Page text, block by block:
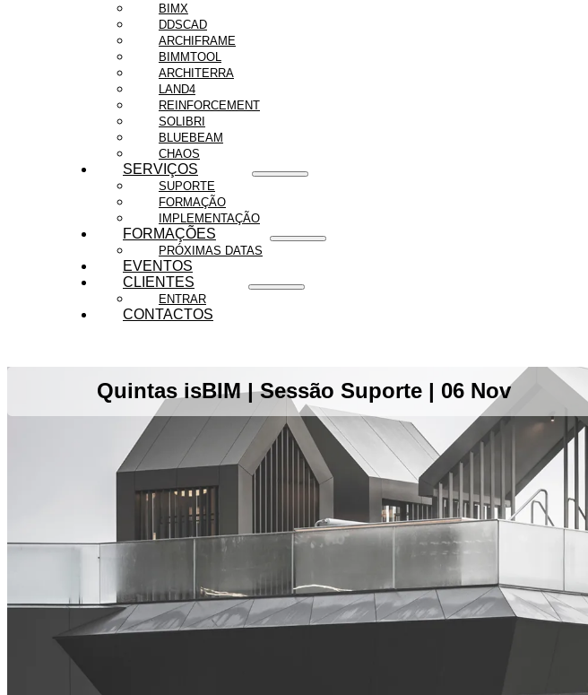
BIMX
DDSCAD
ARCHIFRAME
BIMMTOOL
ARCHITERRA
LAND4
REINFORCEMENT
SOLIBRI
BLUEBEAM
CHAOS
SERVIÇOS
SUPORTE
FORMAÇÃO
IMPLEMENTAÇÃO
FORMAÇÕES
PRÓXIMAS DATAS
EVENTOS
CLIENTES
ENTRAR
CONTACTOS
Quintas isBIM | Sessão Suporte | 06 Nov